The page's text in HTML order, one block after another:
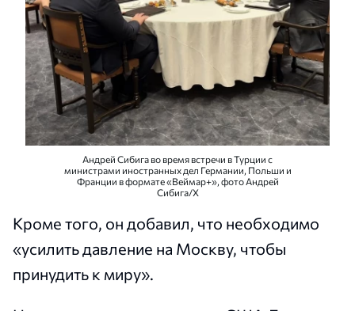
Андрей Сибига во время встречи в Турции с
министрами иностранных дел Германии, Польши и
Франции в формате «Веймар+», фото Андрей
Сибига/Х
Кроме того, он добавил, что необходимо
«усилить давление на Москву, чтобы
принудить к миру».